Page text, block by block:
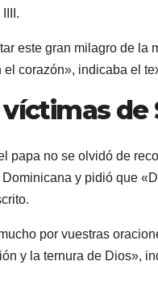
este gran milagro de la
corazón», indicaba el
papa no se olvidó de
y pidió que
por vuestras
y la ternura de Dios»,